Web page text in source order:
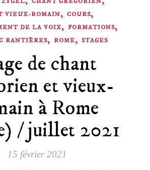
VIEUX-ROMAIN, COURS,
DE LA VOIX, FORMATIONS,
RANTIÈRES, ROME, STAGES
de chant
et vieux-
à Rome
/ juillet 2021
15 février 2021